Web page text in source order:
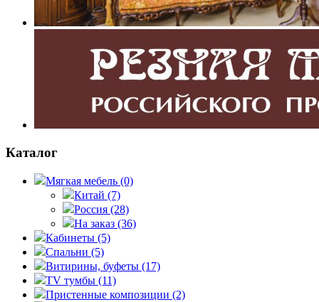
Каталог
Мягкая мебель (0)
Китай (7)
Россия (28)
На заказ (36)
Кабинеты (5)
Спальни (5)
Витирины, буфеты (17)
TV тумбы (11)
Пристенные композиции (2)